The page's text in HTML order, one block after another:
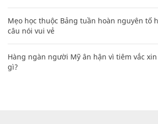
Mẹo học thuộc Bảng tuần hoàn nguyên tố
câu nói vui vẻ
Hàng ngàn người Mỹ ân hận vì tiêm vắc xin
gì?